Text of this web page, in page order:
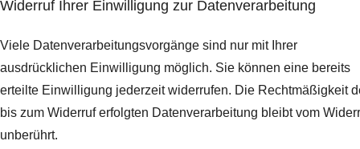
Widerruf Ihrer Einwilligung zur Datenverarbeitung
Viele Datenverarbeitungsvorgänge sind nur mit Ihrer
ausdrücklichen Einwilligung möglich. Sie können eine bereits
erteilte Einwilligung jederzeit widerrufen. Die Rechtmäßigkeit
bis zum Widerruf erfolgten Datenverarbeitung bleibt vom
unberührt.